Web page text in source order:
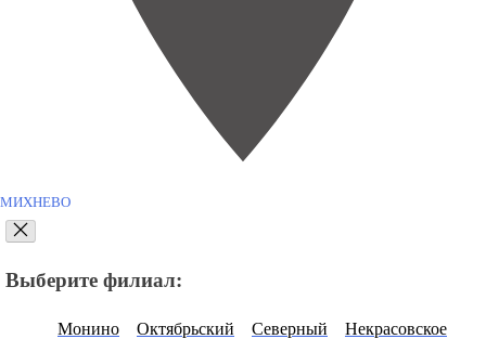
МИХНЕВО
Выберите филиал:
Монино Октябрьский Северный
Некрасовское